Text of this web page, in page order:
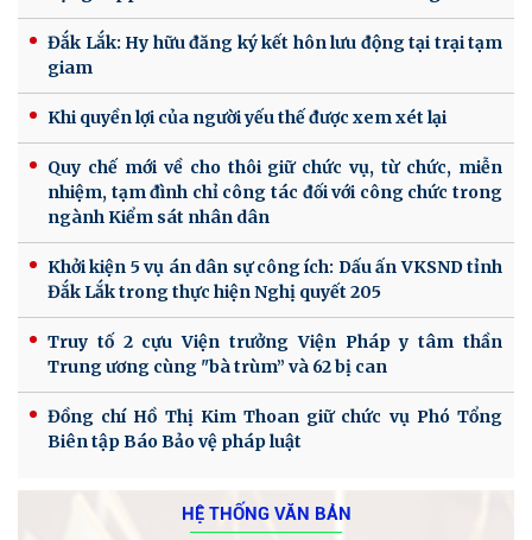
Đắk Lắk: Hy hữu đăng ký kết hôn lưu động tại trại tạm
giam
Khi quyền lợi của người yếu thế được xem xét lại
Quy chế mới về cho thôi giữ chức vụ, từ chức, miễn
nhiệm, tạm đình chỉ công tác đối với công chức trong
ngành Kiểm sát nhân dân
Khởi kiện 5 vụ án dân sự công ích: Dấu ấn VKSND tỉnh
Đắk Lắk trong thực hiện Nghị quyết 205
Truy tố 2 cựu Viện trưởng Viện Pháp y tâm thần
Trung ương cùng "bà trùm” và 62 bị can
Đồng chí Hồ Thị Kim Thoan giữ chức vụ Phó Tổng
Biên tập Báo Bảo vệ pháp luật
HỆ THỐNG VĂN BẢN